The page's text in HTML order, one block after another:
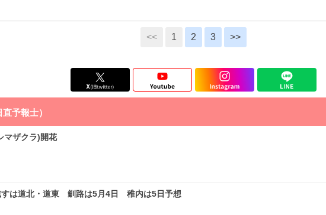
<< 1 2 3 >>
直予報士）
ザクラ)開花
は道北・道東 釧路は5月4日 稚内は5日予想